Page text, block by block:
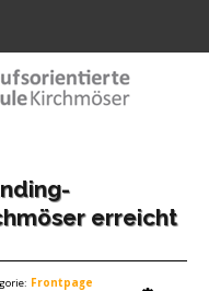
equivalent
erreicht
Frontpage